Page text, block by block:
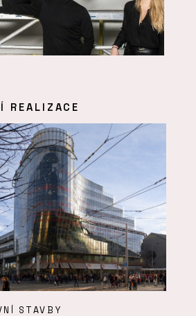
REALIZACE
STAVBY